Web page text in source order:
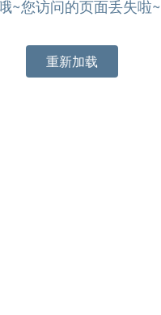
~您访问的页面丢失啦~
重新加载